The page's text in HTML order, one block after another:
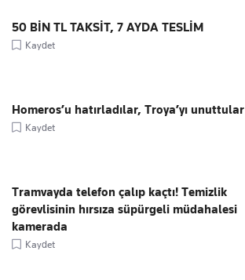
50 BİN TL TAKSİT, 7 AYDA TESLİM
Kaydet
Homeros’u hatırladılar, Troya’yı unuttular
Kaydet
Tramvayda telefon çalıp kaçtı! Temizlik
görevlisinin hırsıza süpürgeli müdahalesi
kamerada
Kaydet